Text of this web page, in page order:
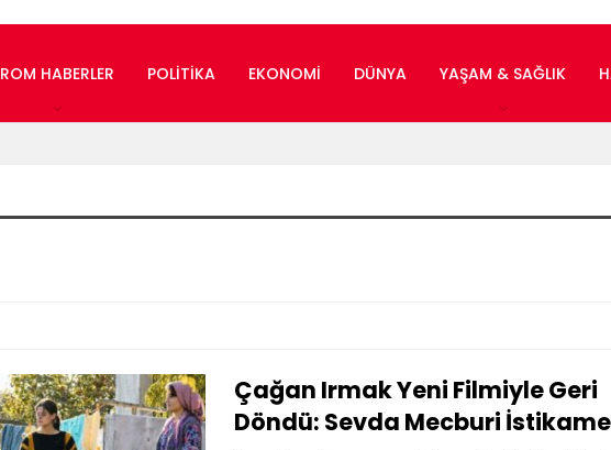
ROM HABERLER POLITIKA EKONOMI DÜNYA YAŞAM & SAĞLIK
Çağan Irmak Yeni Filmiyle Geri
Döndü: Sevda Mecburi